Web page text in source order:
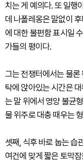
치는 게 예의다. 또 일행
데 나폴레옹은 말없이
에 대한 불편함 표시일
가들의 평이다.
그는 전쟁터에서는 물론
탁에 앉아있는 시간은
는 말 위에서 영양 불균
물 위주로 대충 때우는
셋째, 식후 바로 눕는 습
여건에 맞게 짧은 토막